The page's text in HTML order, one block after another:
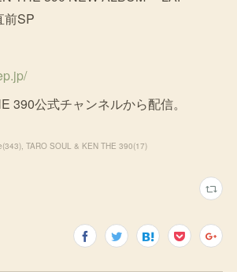
前SP
390公式チャンネルから配信。
(343) TARO SOUL & KEN THE 390(17)